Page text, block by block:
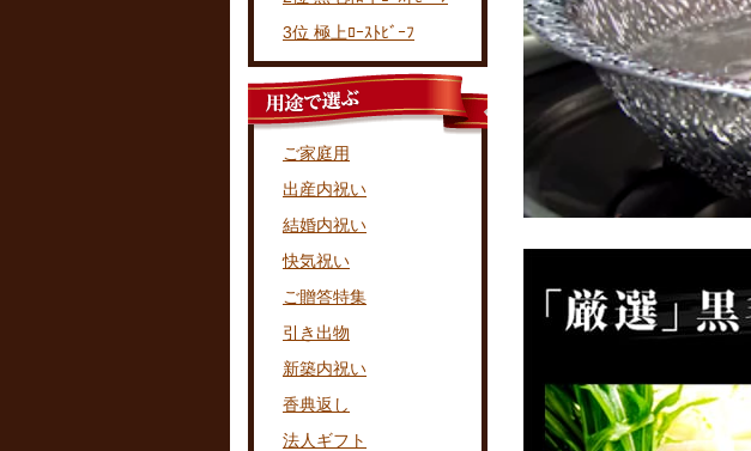
3位 極上ﾛｰｽﾄﾋﾞｰﾌ
ご家庭用
出産内祝い
結婚内祝い
快気祝い
ご贈答特集
引き出物
新築内祝い
香典返し
法人ギフト